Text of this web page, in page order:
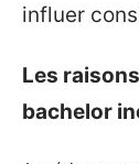
influer
Les
bachelor